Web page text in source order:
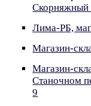
Скорняжный
Лима-РБ,
Магазин-
Магазин-
Станочном
9